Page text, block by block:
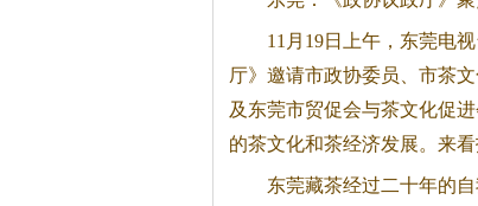
11月19日上午，东莞电
厅》邀请市政协委员、市茶
及东莞市贸促会与茶文化促
的茶文化和茶经济发展。 来看
东莞藏茶经过二十年的